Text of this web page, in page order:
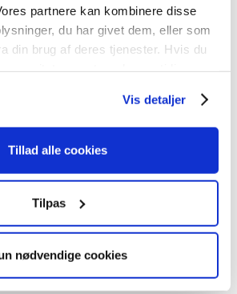
partnere kan kombinere disse
du har givet dem, eller som
din brug af deres tjenester. Hvis du
Vis detaljer
Tillad alle cookies
Tilpas
nødvendige cookies
men vi har også andre
har materialer med charme og
og noget til enhver smag.